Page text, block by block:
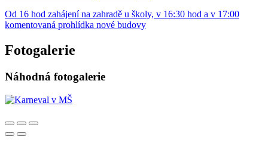
Od 16 hod zahájení na zahradě u školy, v 16:30 hod a v 17:00
komentovaná prohlídka nové budovy
Fotogalerie
Náhodná fotogalerie